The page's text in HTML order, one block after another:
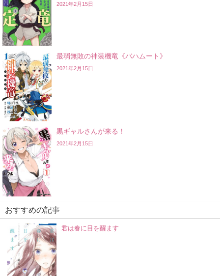
2021年2月15日
最弱無敗の神装機竜《バハムート》
2021年2月15日
黒ギャルさんが来る！
2021年2月15日
おすすめの記事
君は春に目を醒ます